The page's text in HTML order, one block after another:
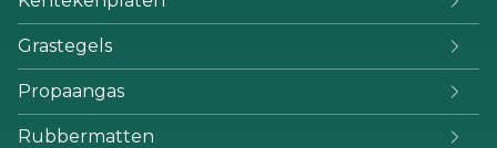
Grastegels
Propaangas
Rubbermatten